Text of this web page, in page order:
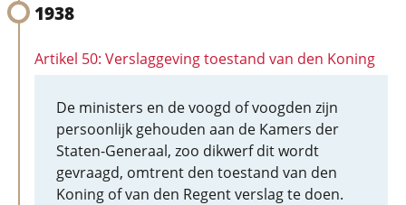
1938
Artikel 50: Verslaggeving toestand van den Koning
De ministers en de voogd of voogden zijn
persoonlijk gehouden aan de Kamers der
Staten-Generaal, zoo dikwerf dit wordt
gevraagd, omtrent den toestand van den
Koning of van den Regent verslag te doen.